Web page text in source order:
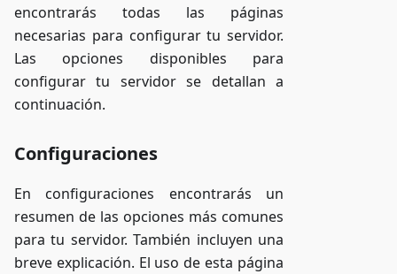
encontrarás todas las páginas
necesarias para configurar tu servidor.
Las opciones disponibles para
configurar tu servidor se detallan a
continuación.
Configuraciones
En configuraciones encontrarás un
resumen de las opciones más comunes
para tu servidor. También incluyen una
breve explicación. El uso de esta página